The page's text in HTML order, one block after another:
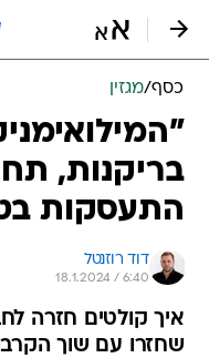
כסף/מגזין
בריקנות,
התעסקות
דוד רוזנטל
18.1.2024 / 6:40
שחזרו עם שוך